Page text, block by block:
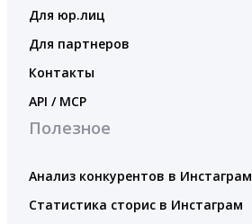
Для юр.лиц
Для партнеров
Контакты
API / MCP
Полезное
Анализ конкурентов в Инстаграм
Статистика сторис в Инстаграм